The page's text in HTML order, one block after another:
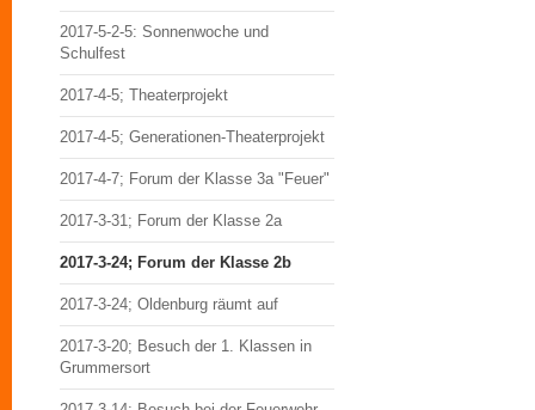
2017-5-2-5: Sonnenwoche und
Schulfest
2017-4-5; Theaterprojekt
2017-4-5; Generationen-Theaterprojekt
2017-4-7; Forum der Klasse 3a "Feuer"
2017-3-31; Forum der Klasse 2a
2017-3-24; Forum der Klasse 2b
2017-3-24; Oldenburg räumt auf
2017-3-20; Besuch der 1. Klassen in
Grummersort